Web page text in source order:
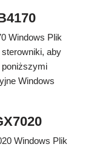
Windows Plik
aby
poniższymi
Windows
Windows Plik